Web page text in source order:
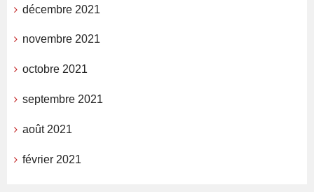
décembre 2021
novembre 2021
octobre 2021
septembre 2021
août 2021
février 2021